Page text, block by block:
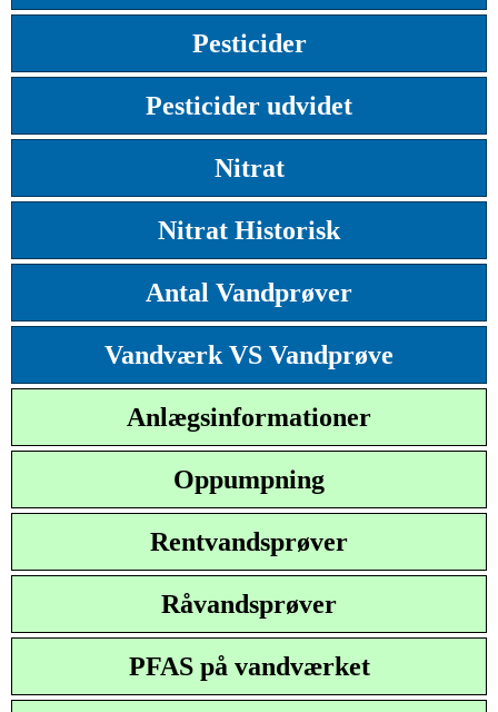
Pesticider
Pesticider udvidet
Nitrat
Nitrat Historisk
Antal Vandprøver
Vandværk VS Vandprøve
Anlægsinformationer
Oppumpning
Rentvandsprøver
Råvandsprøver
PFAS på vandværket